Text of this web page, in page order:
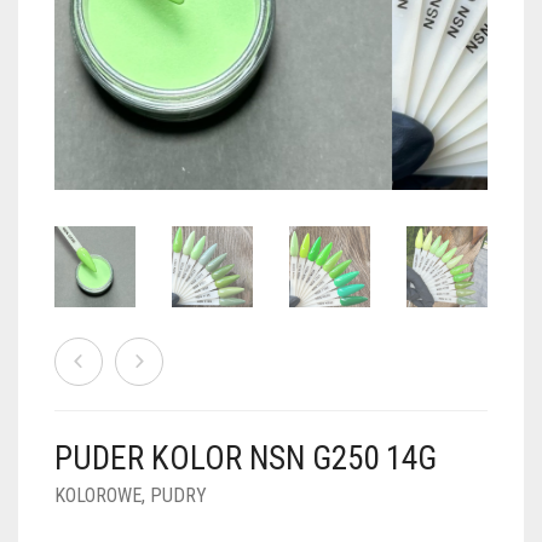
PUDRY BROKATOWE
PUDRY Z DROBINKAMI
PUDRY BUDUJĄCE
PUDRY DO FRENCH
PUDRY GALAXY
PUDRY SPARKLE
PUDRY ŚWIECĄCE
FOIL DIP
KOSZYK
PUDER KOLOR NSN G250 14G
KOLOROWE, PUDRY